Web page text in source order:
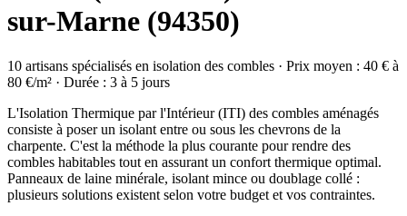
sur-Marne (94350)
10 artisans spécialisés en isolation des combles · Prix moyen : 40 € à
80 €/m² · Durée : 3 à 5 jours
L'Isolation Thermique par l'Intérieur (ITI) des combles aménagés
consiste à poser un isolant entre ou sous les chevrons de la
charpente. C'est la méthode la plus courante pour rendre des
combles habitables tout en assurant un confort thermique optimal.
Panneaux de laine minérale, isolant mince ou doublage collé :
plusieurs solutions existent selon votre budget et vos contraintes.